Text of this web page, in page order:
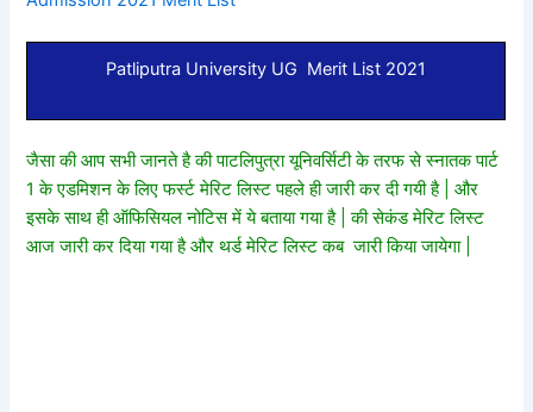
Patliputra University UG Merit List 2021
जैसा की आप सभी जानते है की पाटलिपुत्रा यूनिवर्सिटी के तरफ से स्नातक पार्ट
1 के एडमिशन के लिए फर्स्ट मेरिट लिस्ट पहले ही जारी कर दी गयी है | और
इसके साथ ही ऑफिसियल नोटिस में ये बताया गया है | की सेकंड मेरिट लिस्ट
आज जारी कर दिया गया है और थर्ड मेरिट लिस्ट कब जारी किया जायेगा |